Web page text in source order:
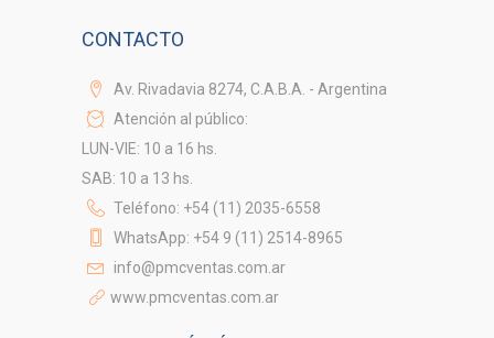
CONTACTO
Av. Rivadavia 8274, C.A.B.A. - Argentina
Atención al público:
LUN-VIE: 10 a 16 hs.
SAB: 10 a 13 hs.
Teléfono: +54 (11) 2035-6558
WhatsApp: +54 9 (11) 2514-8965
info@pmcventas.com.ar
www.pmcventas.com.ar